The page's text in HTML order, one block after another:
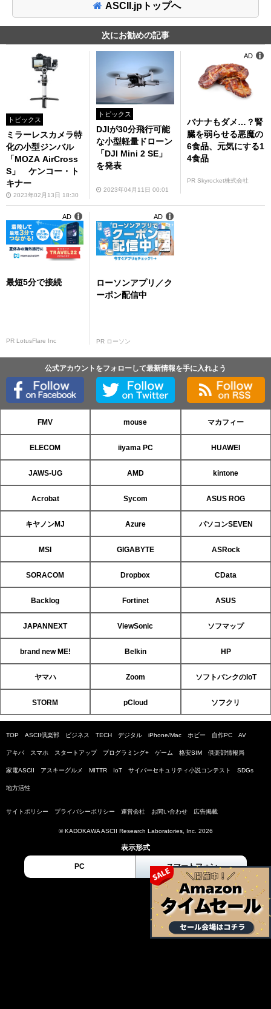
ASCII.jpトップへ
次にお勧めの記事
トピックス
ミラーレスカメラ特
化の小型ジンバル
「MOZA AirCross
S」 ケンコー・ト
キナー
2023年02月13日 18:30
トピックス
DJIが30分飛行可能
な小型軽量ドローン
「DJI Mini 2 SE」
を発表
2023年04月11日 00:01
バナナもダメ…？腎
臓を弱らせる悪魔の
6食品、元気にする1
4食品
PR Skyrocket株式会社
AD
最短5分で接続
PR LotusFlare Inc
AD
ローソンアプリ／ク
ーポン配信中
PR ローソン
AD
公式アカウントをフォローして最新情報を手に入れよう
FMV mouse マカフィー
ELECOM iiyama PC HUAWEI
JAWS-UG AMD kintone
Acrobat Sycom ASUS ROG
キヤノンMJ Azure パソコンSEVEN
MSI GIGABYTE ASRock
SORACOM Dropbox CData
Backlog Fortinet ASUS
JAPANNEXT ViewSonic ソフマップ
brand new ME! Belkin HP
ヤマハ Zoom ソフトバンクのIoT
STORM pCloud ソフクリ
TOP ASCII倶楽部 ビジネス TECH デジタル iPhone/Mac ホビー 自作PC AV
アキバ スマホ スタートアップ プログラミング+ ゲーム 格安SIM 倶楽部情報局
家電ASCII アスキーグルメ MITTR IoT サイバーセキュリティ小説コンテスト SDGs
地方活性
サイトポリシー プライバシーポリシー 運営会社 お問い合わせ 広告掲載
© KADOKAWA ASCII Research Laboratories, Inc. 2026
表示形式
PC スマートフォン